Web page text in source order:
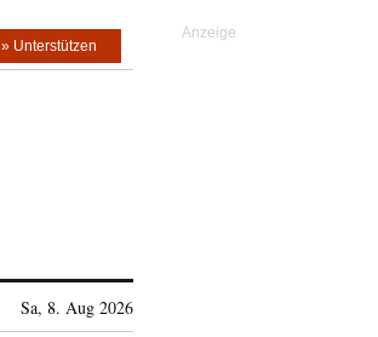
» Unterstützen
Sa, 8. Aug 2026